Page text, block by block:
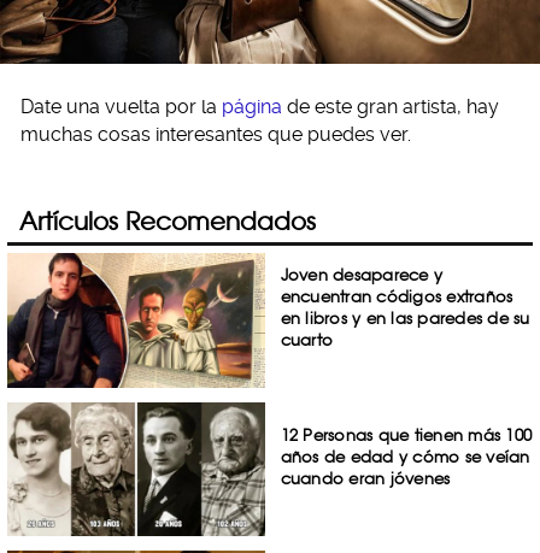
Date una vuelta por la página de este gran artista, hay
muchas cosas interesantes que puedes ver.
Artículos Recomendados
Joven desaparece y
encuentran códigos extraños
en libros y en las paredes de su
cuarto
12 Personas que tienen más 100
años de edad y cómo se veían
cuando eran jóvenes